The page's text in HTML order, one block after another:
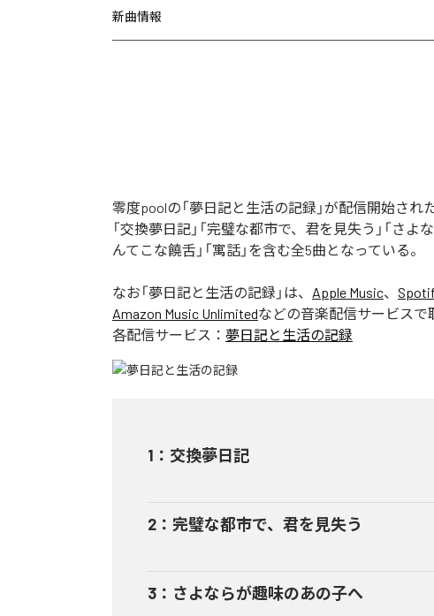
新曲情報
零度poolの「夢日記と生活の記録」が配信開始され
「交換夢日記」「完璧な都市で、君を見失う」「さ
んてこな饒舌」「寓話」を含む全5曲となっている。
なお「夢日記と生活の記録 」は、 Apple Music、
Amazon Music Unlimitedなどの音楽配信サービスで
各配信サービス： 夢日記と生活の記録
1 ： 交換夢日記
2 ： 完璧な都市で、君を見失う
3 ： さよならが趣味のあの子へ